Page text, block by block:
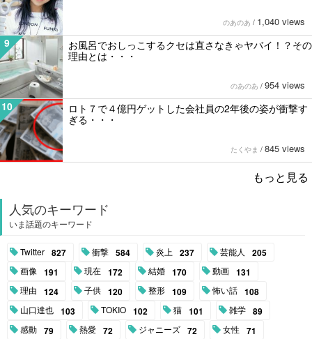
のあのあ / 1,040 views
9
お風呂でおしっこするクセは直さなきゃヤバイ！？その
理由とは・・・
のあのあ / 954 views
10
ロト７で４億円ゲットした会社員の2年後の姿が衝撃す
ぎる・・・
たくやま / 845 views
もっと見る
人気のキーワード
いま話題のキーワード
Twitter 827 衝撃 584 炎上 237 芸能人 205
画像 191 現在 172 結婚 170 動画 131
理由 124 子供 120 整形 109 怖い話 108
山口達也 103 TOKIO 102 猫 101 雑学 89
感動 79 熱愛 72 ジャニーズ 72 女性 71